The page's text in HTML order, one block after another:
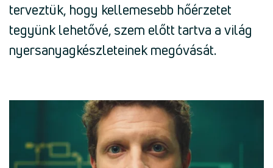
terveztük, hogy kellemesebb hőérzetet
tegyünk lehetővé, szem előtt tartva a világ
nyersanyagkészleteinek megóvását.